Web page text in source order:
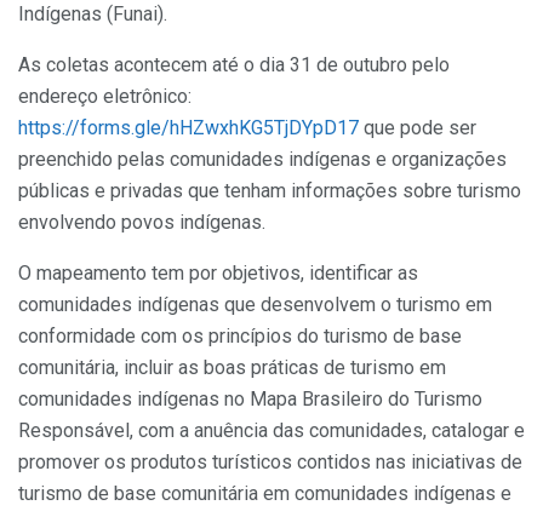
Indígenas (Funai).
As coletas acontecem até o dia 31 de outubro pelo
endereço eletrônico:
https://forms.gle/hHZwxhKG5TjDYpD17 que pode ser
preenchido pelas comunidades indígenas e organizações
públicas e privadas que tenham informações sobre turismo
envolvendo povos indígenas.
O mapeamento tem por objetivos, identificar as
comunidades indígenas que desenvolvem o turismo em
conformidade com os princípios do turismo de base
comunitária, incluir as boas práticas de turismo em
comunidades indígenas no Mapa Brasileiro do Turismo
Responsável, com a anuência das comunidades, catalogar e
promover os produtos turísticos contidos nas iniciativas de
turismo de base comunitária em comunidades indígenas e